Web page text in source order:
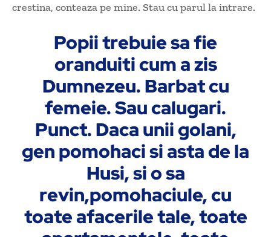
crestina, conteaza pe mine. Stau cu parul la intrare.
Popii trebuie sa fie
oranduiti cum a zis
Dumnezeu. Barbat cu
femeie. Sau calugari.
Punct. Daca unii golani,
gen pomohaci si asta de la
Husi, si o sa
revin,pomohaciule, cu
toate afacerile tale, toate